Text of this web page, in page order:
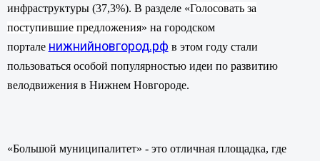
инфраструктуры (37,3%). В разделе «Голосовать за
поступившие предложения» на городском
портале нижнийновгород.рф в этом году стали
пользоваться особой популярностью идеи по развитию
велодвижения в Нижнем Новгороде.
«Большой муниципалитет» - это отличная площадка, где